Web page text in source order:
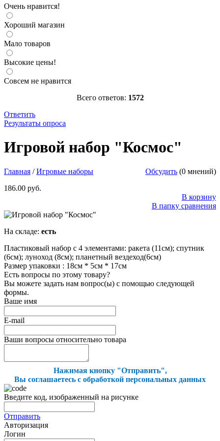
Очень нравится!
Хороший магазин
Мало товаров
Высокие цены!
Совсем не нравится
Всего ответов: 1572
Ответить
Результаты опроса
ракета (11см); спутник (6см); луноход (8см); планетный
вездеход(6см) Размер упаковки : 18см * 5см * 17см
http://parkservis.ru/data/small/15688003.jpg
http://parkservis.ru/product_4828.html
186 USD In stock
Игровой набор "Космос"
Обсудить (0 мнений)
Главная /Игровые наборы
186.00 руб.
В корзину
В папку сравнения
На складе: есть
Пластиковый набор с 4 элементами: ракета (11см); спутник
(6см); луноход (8см); планетный вездеход(6см)
Размер упаковки : 18см * 5см * 17см
Есть вопросы по этому товару?
Вы можете задать нам вопрос(ы) с помощью следующей
формы.
Ваше имя
E-mail
Ваши вопросы относительно товара
Нажимая кнопку "Отправить",
Вы соглашаетесь с обработкой персональных данных
Введите код, изображенный на рисунке
Отправить
Авторизация
Логин